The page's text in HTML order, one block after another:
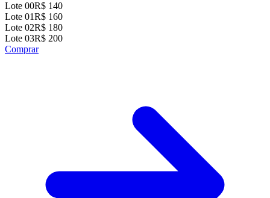
Lote 00R$ 140
Lote 01R$ 160
Lote 02R$ 180
Lote 03R$ 200
Comprar